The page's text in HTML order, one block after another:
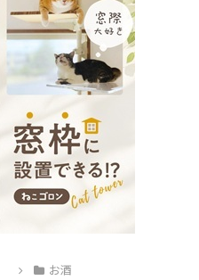
お酒